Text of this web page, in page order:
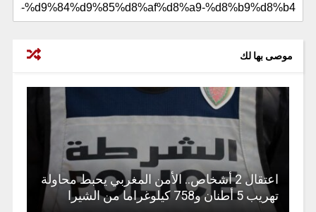
موصى بها لك
اعتقال 2 أشخاص.. الأمن المغربي يحبط محاولة
تهريب 5 أطنان و758 كيلوغراما من الشيرا